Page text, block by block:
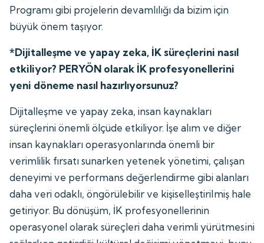
Programı gibi projelerin devamlılığı da bizim için
büyük önem taşıyor.
*Dijitalleşme ve yapay zeka, İK süreçlerini nasıl
etkiliyor? PERYÖN olarak İK profesyonellerini
yeni döneme nasıl hazırlıyorsunuz?
Dijitalleşme ve yapay zeka, insan kaynakları
süreçlerini önemli ölçüde etkiliyor. İşe alım ve diğer
insan kaynakları operasyonlarında önemli bir
verimlilik fırsatı sunarken yetenek yönetimi, çalışan
deneyimi ve performans değerlendirme gibi alanları
daha veri odaklı, öngörülebilir ve kişiselleştirilmiş hale
getiriyor. Bu dönüşüm, İK profesyonellerinin
operasyonel olarak süreçleri daha verimli yürütmesini